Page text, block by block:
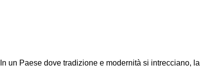
In un Paese dove tradizione e modernità si intrecciano, la